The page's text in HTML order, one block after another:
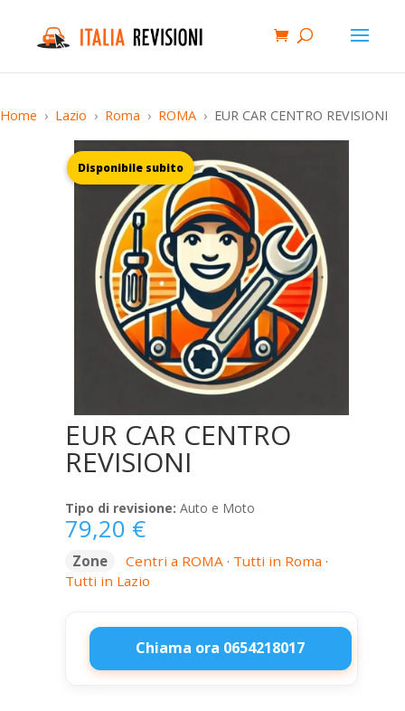
Home Lazio Roma ROMA EUR CAR CENTRO REVISIONI
EUR CAR CENTRO
REVISIONI
Tipo di revisione: Auto e Moto
79,20 €
Zone Centri a ROMA · Tutti in Roma ·
Tutti in Lazio
Chiama ora 0654218017
EUR